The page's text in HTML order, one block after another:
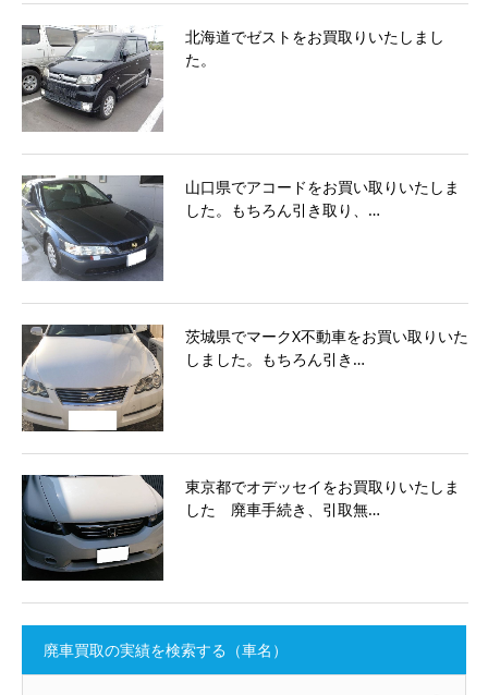
北海道でゼストをお買取りいたしまし
た。
山口県でアコードをお買い取りいたしま
した。もちろん引き取り、…
茨城県でマークX不動車をお買い取りいた
しました。もちろん引き…
東京都でオデッセイをお買取りいたしま
した 廃車手続き、引取無…
廃車買取の実績を検索する（車名）